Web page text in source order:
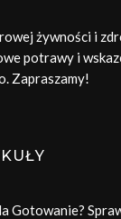
żywności i
potrawy i
Zapraszamy!
Gotowanie?